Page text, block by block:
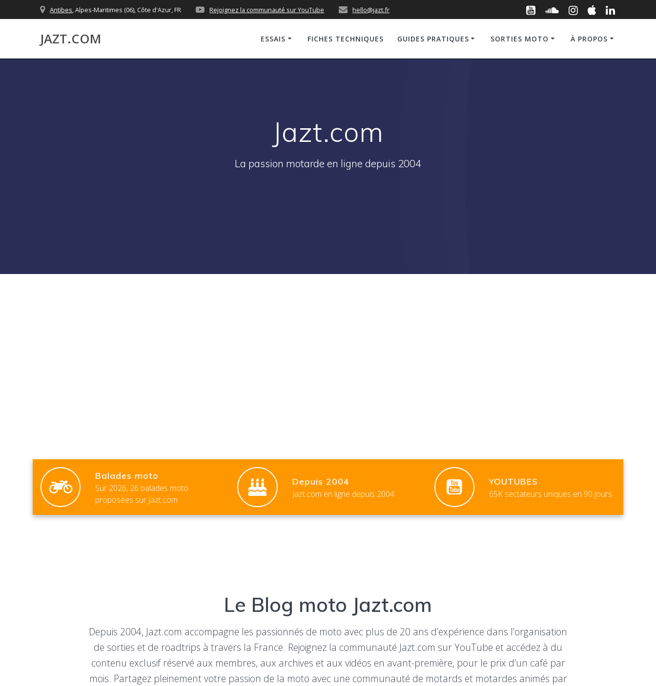
to
Antibes, Alpes-Maritimes (06), Côte d'Azur, FR Rejoignez la communauté sur YouTube hello@jazt.fr
JAZT.COM ESSAIS FICHES TECHNIQUES GUIDES PRATIQUES SORTIES MOTO À PROPOS
Jazt.com
La passion motarde en ligne depuis 2004
Balades moto
Sur 2026, 26 balades moto
proposées sur Jazt.com
Depuis 2004
Jazt.com en ligne depuis 2004
YOUTUBES
65K sectateurs uniques en 90 jours
Le Blog moto Jazt.com
Depuis 2004, Jazt.com accompagne les passionnés de moto avec plus de 20 ans d’expérience dans l’organisation
de sorties et de roadtrips à travers la France. Rejoignez la communauté Jazt.com sur YouTube et accédez à du
contenu exclusif réservé aux membres, aux archives et aux vidéos en avant-première, pour le prix d’un café par
mois. Partagez pleinement votre passion de la moto avec une communauté de motards et motardes animés par